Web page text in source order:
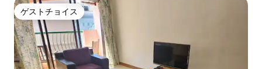
ゲストチョイス
ゲストチョイス